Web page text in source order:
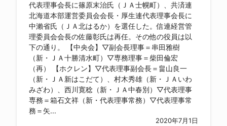
代表理事会長に篠原末治氏（ＪＡ士幌町）、共済連
北海道本部運営委員会会長・厚生連代表理事会長に
中瀨省氏（ＪＡ北はるか）を選任した。信連経営管
理委員会会長の佐藤彰氏は再任。その他の役員は以
下の通り。 【中央会】▽副会長理事＝串田雅樹
（新・ＪＡ十勝清水町）▽専務理事＝柴田倫宏
（再） 【ホクレン】▽代表理事副会長＝畠山良一
（新・ＪＡ新はこだて）、村木秀雄（新・ＪＡいわ
みざわ）、西川寛稔（新・ＪＡ中春別）▽代表理事
専務＝箱石文祥（新・代表理事常務）▽代表理事常
務＝矢...
2020年7月1日